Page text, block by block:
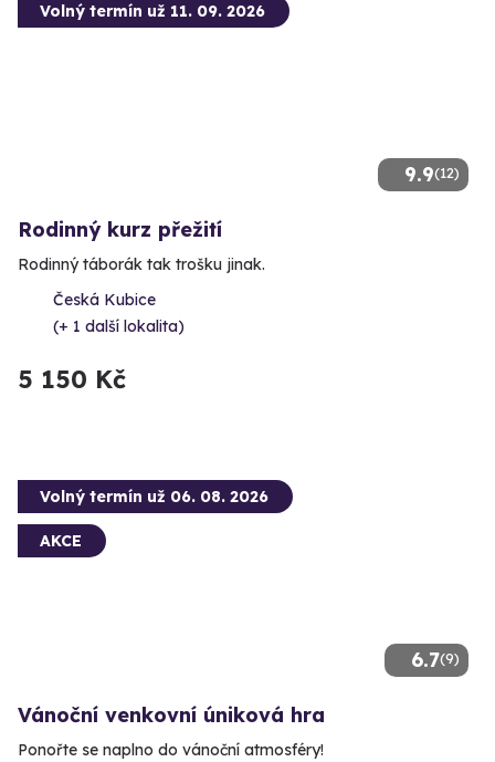
9.9(12)
Volný termín už 11. 09. 2026
Rodinný kurz přežití
Rodinný táborák tak trošku jinak.
Česká Kubice
(+ 1 další lokalita)
5 150 Kč
6.7(9)
Volný termín už 06. 08. 2026
AKCE
Vánoční venkovní úniková hra
Ponořte se naplno do vánoční atmosféry!